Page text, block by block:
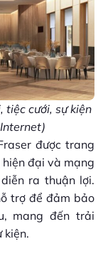
tiệc cưới, sự kiện
được trang
đại và mạng
ra thuận lợi.
trợ để đảm bảo
mang đến trải
kiện.